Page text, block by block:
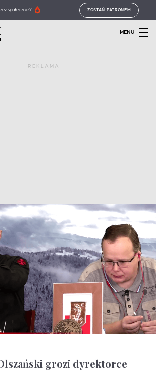
społeczność ZOSTAŃ PATRONEM
MENU
REKLAMA
grozi dyrektorce